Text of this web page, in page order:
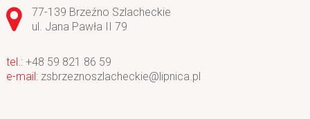
Adres pocztowy:
77-139 Brzeźno Szlacheckie
ul. Jana Pawła II 79
+48 59 821 86 59
zsbrzeznoszlacheckie@lipnica.pl